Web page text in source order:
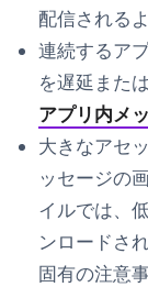
配信される
連続するア
を遅延また
アプリ内メ
大きなアセ
ッセージの
イルでは、
ンロードさ
固有の注意